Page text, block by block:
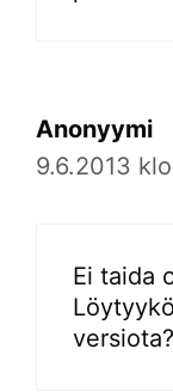
Anonyymi
9.6.2013
Ei taida
versiota?